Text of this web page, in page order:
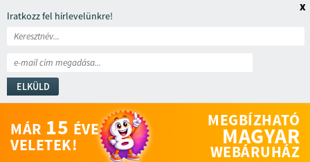
Iratkozz fel hírlevelünkre!
ELKÜLD
x
MÁR 15 ÉVE
VELETEK!
MEGBÍZHATÓ
MAGYAR
WEBÁRUHÁZ